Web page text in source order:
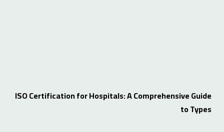
ISO Certification for Hospitals: A Comprehensive Guide
to Types